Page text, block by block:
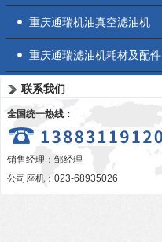
重庆通瑞机油真空滤油机
重庆通瑞滤油机耗材及配件
联系我们
全国统一热线：
销售经理：邹经理
公司座机：023-68935026